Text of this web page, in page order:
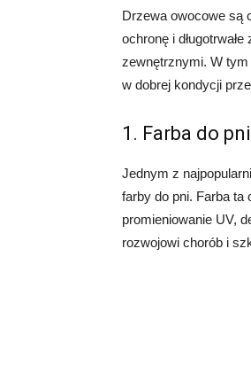
Drzewa owocowe są
ochronę i
zewnętrznymi. W
w dobrej kondycji
1. Farba do
Jednym z
farby do pni. Farba ta
promieniowanie UV,
rozwojowi chorób i